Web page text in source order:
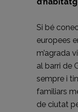
Si bé
europees
m’agrada
al barri de
sempre i
familiars
de ciutat